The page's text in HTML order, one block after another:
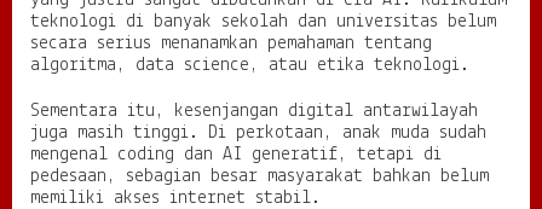
teknologi di banyak sekolah dan universitas belum
secara serius menanamkan pemahaman tentang
algoritma, data science, atau etika teknologi.
Sementara itu, kesenjangan digital antarwilayah
juga masih tinggi. Di perkotaan, anak muda sudah
mengenal coding dan AI generatif, tetapi di
pedesaan, sebagian besar masyarakat bahkan belum
memiliki akses internet stabil.